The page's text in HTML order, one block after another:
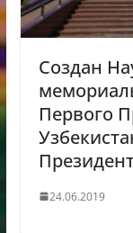
Создан
Первого
24.06.2019